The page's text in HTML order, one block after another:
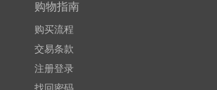
购物指南
购买流程
交易条款
注册登录